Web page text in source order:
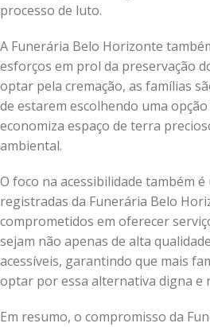
processo de luto.
A Funerária Belo Horizonte
esforços em prol da preservação
optar pela cremação, as famílias
de estarem escolhendo uma
economiza espaço de terra
ambiental.
O foco na acessibilidade também é
registradas da Funerária Belo
comprometidos em oferecer
sejam não apenas de alta
acessíveis, garantindo que mais
optar por essa alternativa digna e
Em resumo, o compromisso da